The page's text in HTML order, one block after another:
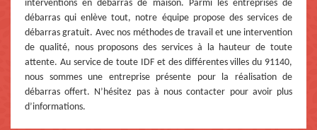
interventions en débarras de maison. Parmi les entreprises de
débarras qui enlève tout, notre équipe propose des services de
débarras gratuit. Avec nos méthodes de travail et une intervention
de qualité, nous proposons des services à la hauteur de toute
attente. Au service de toute IDF et des différentes villes du 91140,
nous sommes une entreprise présente pour la réalisation de
débarras offert. N’hésitez pas à nous contacter pour avoir plus
d’informations.